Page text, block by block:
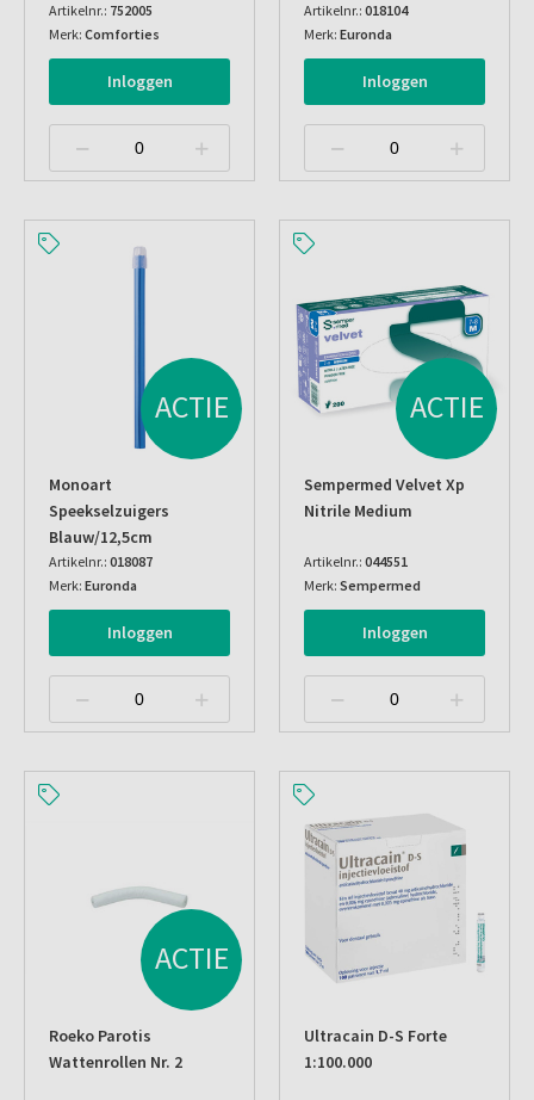
Artikelnr.: 752005
Merk: Comforties
Inloggen
Artikelnr.: 018104
Merk: Euronda
Inloggen
ACTIE
Monoart
Speekselzuigers
Blauw/12,5cm
Artikelnr.: 018087
Merk: Euronda
Inloggen
ACTIE
Sempermed Velvet Xp
Nitrile Medium
Artikelnr.: 044551
Merk: Sempermed
Inloggen
ACTIE
Roeko Parotis
Wattenrollen Nr. 2
Ultracain D-S Forte
1:100.000